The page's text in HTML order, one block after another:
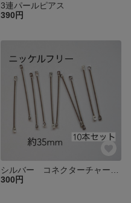
3連パールピアス
390円
300円